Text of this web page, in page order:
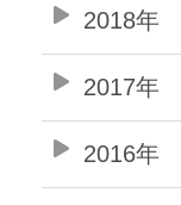
2018年
2017年
2016年